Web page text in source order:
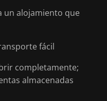
un alojamiento que
fácil
completamente;
almacenadas